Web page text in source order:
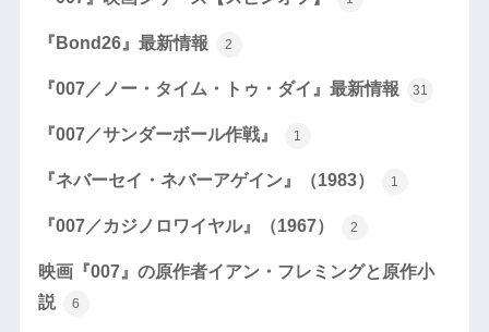
『Bond26』最新情報 2
『007／ノー・タイム・トゥ・ダイ』最新情報 31
『007／サンダーボール作戦』 1
『ネバーセイ・ネバーアゲイン』（1983） 1
『007／カジノロワイヤル』（1967） 2
映画『007』の原作者イアン・フレミングと原作小
説
6